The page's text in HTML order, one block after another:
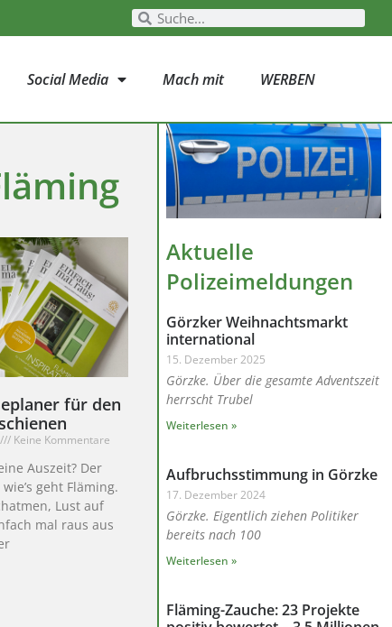
Social Media Mach mit WERBEN
für den
Keine Kommentare
Auszeit? Der
geht Fläming.
Lust auf
mal raus aus
Aktuelle
Polizeimeldungen
Görzker Weihnachtsmarkt
international
15. Dezember 2025
Görzke. Über die gesamte Adventszeit
herrscht Trubel
Weiterlesen »
Aufbruchsstimmung in Görzke
17. Dezember 2024
Görzke. Eigentlich ziehen Politiker
bereits nach 100
Weiterlesen »
Fläming-Zauche: 23 Projekte